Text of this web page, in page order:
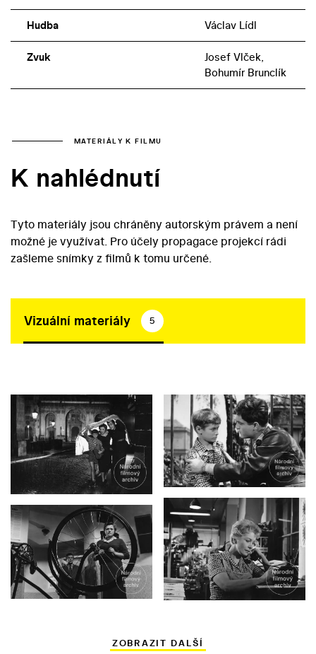
Hudba Václav Lídl
Zvuk
Josef Vlček,
Bohumír Brunclík
MATERIÁLY K FILMU
K nahlédnutí
Tyto materiály jsou chráněny autorským právem a není
možné je využívat. Pro účely propagace projekcí rádi
zašleme snímky z filmů k tomu určené.
Vizuální materiály 5
ZOBRAZIT DALŠÍ